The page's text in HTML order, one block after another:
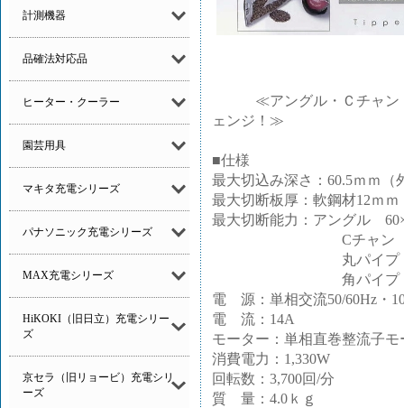
計測機器
品確法対応品
ヒーター・クーラー
園芸用具
マキタ充電シリーズ
パナソニック充電シリーズ
MAX充電シリーズ
HiKOKI（旧日立）充電シリー
ズ
京セラ（旧リョービ）充電シリ
ーズ
≪アングル・Ｃチャン・
ェンジ！≫
■仕様
最大切込み深さ：60.5ｍｍ（
最大切断板厚：軟鋼材12ｍｍ
最大切断能力：アングル
Cチャン 60ｍ
丸パイプ Ф60.5
角パイプ
電 源：単相交流50/60Hz・
電 流：14A
モーター：単相直巻整流子モ
消費電力：1,330W
回転数：3,700回/分
質 量：4.0ｋｇ